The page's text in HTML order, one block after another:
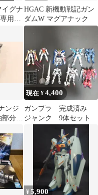
イグナ
用機
HGAC 新機動戦記ガン
ダムW マグアナック
ンジ
分欠
現在 ¥4,400
ガンプラ 完成済み
ジャンク 9体セット
¥5,900